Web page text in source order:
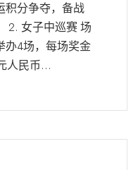
积分争夺，备战
2. 女子中巡赛 场
办4场，每场奖金
人民币...